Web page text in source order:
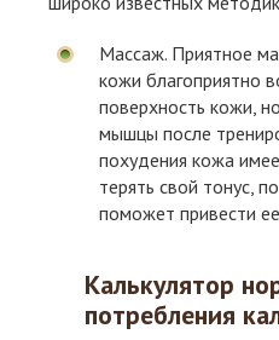
Массаж. Приятное
кожи благоприятно
поверхность кожи,
мышцы после
похудения кожа
терять свой тонус,
поможет привести
Калькулятор
потребления